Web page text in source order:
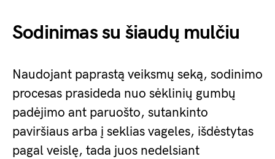
Sodinimas su šiaudų mulčiu
Naudojant paprastą veiksmų seką, sodinimo
procesas prasideda nuo sėklinių gumbų
padėjimo ant paruošto, sutankinto
paviršiaus arba į seklias vageles, išdėstytas
pagal veislę, tada juos nedelsiant